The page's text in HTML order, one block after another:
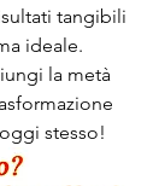
tangibili
ideale.
la metà
stesso!